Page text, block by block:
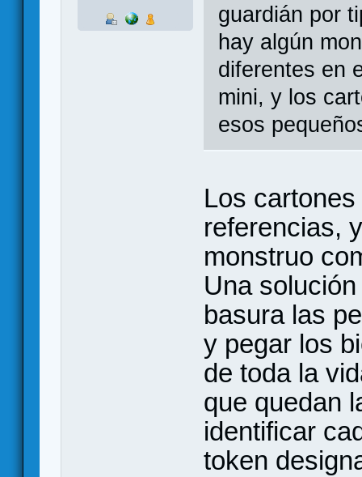
guardián por
hay algún
diferentes en
mini, y los
esos
Los
referencias,
monstruo
Una
basura las
y pegar los
de toda la
que quedan
identificar
token